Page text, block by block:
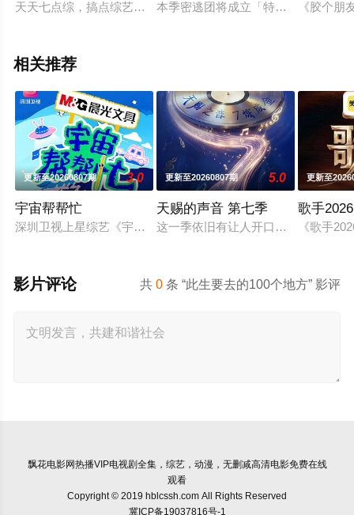
天天七点综，搞点综艺七七扒！本季密逃团将成立「特别事件调查小
《胶个
相关推荐
更新至20260807期 3.0
宇宙帮帮忙
深圳卫视上星综艺《宇宙帮帮忙》是一档以文具快闪店为场景的
更新至20260807期 5.0
天赐的声音 第七季
这一季依旧有让人开口就想跟唱的歌
更新至
歌手2026
《歌手
共0 条 “此生要去的100个地方” 影评
影片评论
飘花电影网热播VIP电视剧全集，综艺，动漫，无删减高清电影免费在线
观看
Copyright © 2019 hblcssh.com All Rights Reserved
冀ICP备19037816号-1